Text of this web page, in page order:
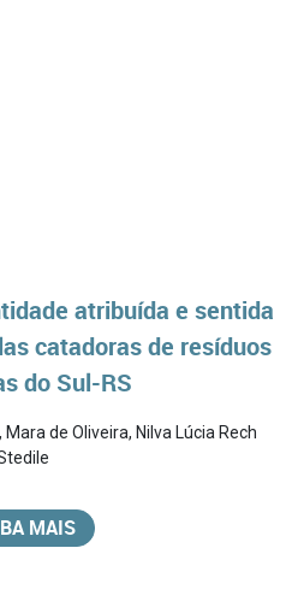
atribuída e sentida
catadoras de resíduos
do Sul-RS
, Mara de Oliveira, Nilva Lúcia Rech
MAIS